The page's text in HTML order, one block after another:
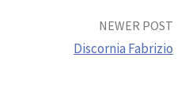
NEWER POST
Discornia Fabrizio